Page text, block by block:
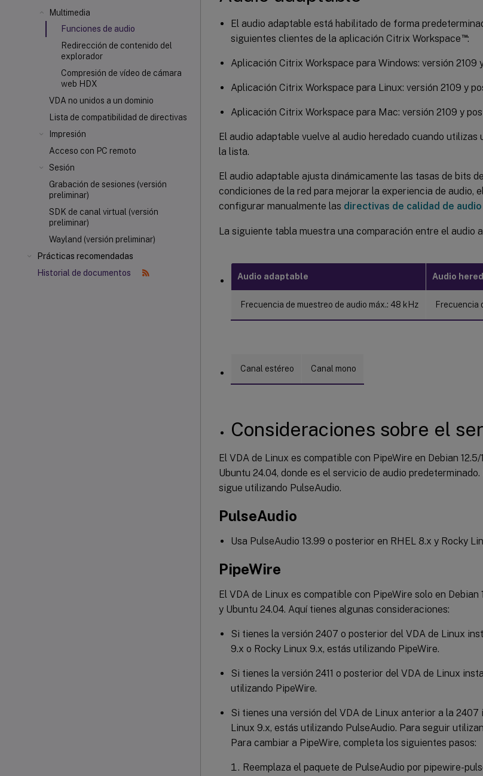
Multimedia
Funciones de audio
Redirección de contenido del
explorador
Compresión de vídeo de cámara
web HDX
VDA no unidos a un dominio
Lista de compatibilidad de directivas
Impresión
Acceso con PC remoto
Sesión
Grabación de sesiones (versión
preliminar)
SDK de canal virtual (versión
preliminar)
Wayland (versión preliminar)
Prácticas recomendadas
Historial de documentos
El audio adaptable está habilitado de forma
siguientes clientes de la aplicación Citrix Workspace™:
Aplicación Citrix Workspace para Windows: versión 2109
Aplicación Citrix Workspace para Linux: versión 2109 y
Aplicación Citrix Workspace para Mac: versión 2109 y
El audio adaptable vuelve al audio heredado cuando
la lista.
El audio adaptable ajusta dinámicamente las tasas de bits
condiciones de la red para mejorar la experiencia de audio,
configurar manualmente las directivas de calidad de audio
La siguiente tabla muestra una comparación entre el audio
Audio adaptable Audio
Frecuencia de muestreo de audio máx.: 48 kHz Frecuencia
Canal estéreo Canal mono
Consideraciones sobre el
El VDA de Linux es compatible con PipeWire en Debian 12.5/
Ubuntu 24.04, donde es el servicio de audio
sigue utilizando PulseAudio.
PulseAudio
Usa PulseAudio 13.99 o posterior en RHEL 8.x y Rocky
PipeWire
El VDA de Linux es compatible con PipeWire solo en Debian
y Ubuntu 24.04. Aquí tienes algunas consideraciones:
Si tienes la versión 2407 o posterior del VDA de Linux
9.x o Rocky Linux 9.x, estás utilizando PipeWire.
Si tienes la versión 2411 o posterior del VDA de Linux
utilizando PipeWire.
Si tienes una versión del VDA de Linux anterior a la 2407
Linux 9.x, estás utilizando PulseAudio. Para seguir
Para cambiar a PipeWire, completa los siguientes pasos:
Reemplaza el paquete de PulseAudio por pipewire-